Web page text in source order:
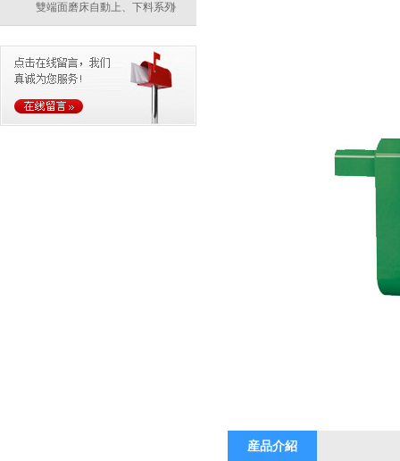
雙端面磨床自動上、下料系列
産品介紹